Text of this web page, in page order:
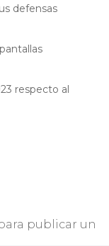
defensas
respecto al
publicar un